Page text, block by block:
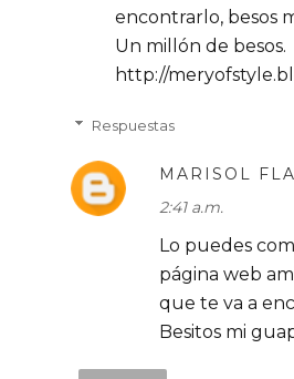
encontrarlo, besos
Un millón de besos.
http://
Respuestas
MARISOL
2:41 a.m.
Lo puedes
página web
que te va a
Besitos mi